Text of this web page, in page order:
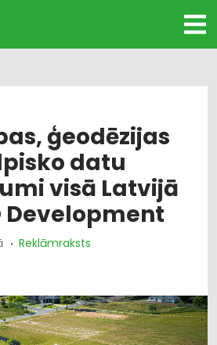
ģeodēzijas
datu
visā Latvijā
Development
Reklāmraksts